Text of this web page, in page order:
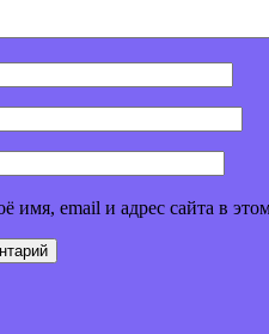
имя, email и адрес сайта в